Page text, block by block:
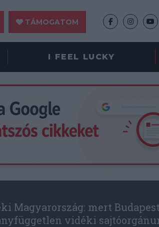
TÁMOGATOM
I FEEL LUCKY
Magyarország: mert
vidéki